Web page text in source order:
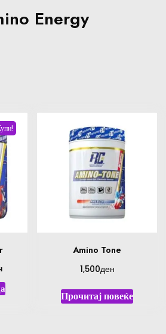
Energy
Amino Tone
1,500ден
Прочитај повеќе